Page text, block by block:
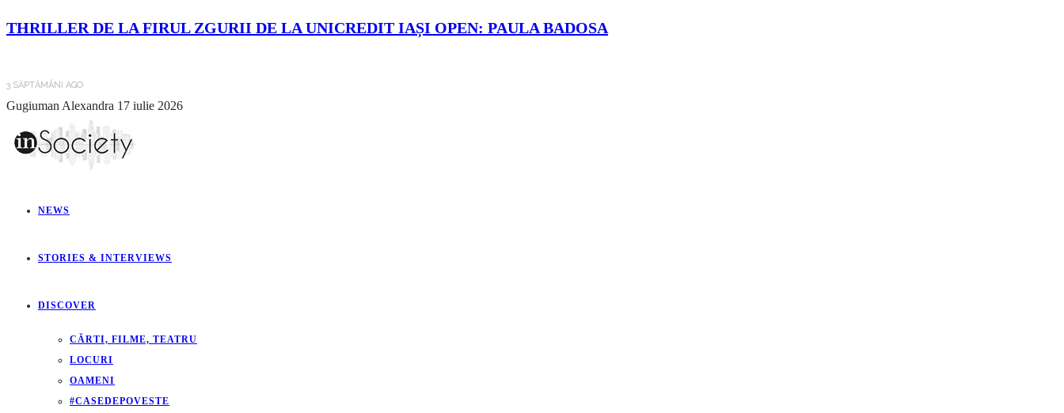
THRILLER DE LA FIRUL ZGURII DE LA UNICREDIT IAȘI OPEN: PAULA BADOSA
3 SĂPTĂMÂNI AGO
Gugiuman Alexandra 17 iulie 2026
NEWS
STORIES & INTERVIEWS
DISCOVER
CĂRTI, FILME, TEATRU
LOCURI
OAMENI
#CASEDEPOVESTE